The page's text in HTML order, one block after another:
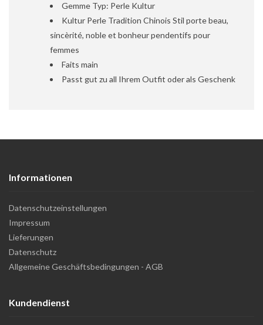
Gemme Typ: Perle Kultur
Kultur Perle Tradition Chinois Stil porte beau,
sincèrité, noble et bonheur pendentifs pour
femmes
Faits main
Passt gut zu all Ihrem Outfit oder als Geschenk
Informationen
Datenschutzeinstellungen
Impressum
Lieferungen
Datenschutz
Allgemeine Geschäftsbedingungen - AGB
Kundendienst